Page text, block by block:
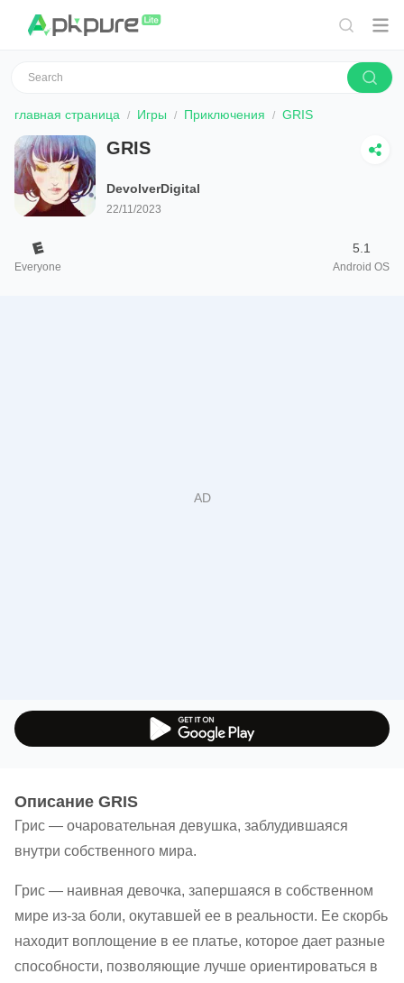
главная страница Игры Приключения GRIS
GRIS
DevolverDigital
22/11/2023
Everyone
5.1
Android OS
Oписание GRIS
Грис — очаровательная девушка, заблудившаяся
внутри собственного мира.
Грис — наивная девочка, запершаяся в собственном
мире из-за боли, окутавшей ее в реальности. Ее скорбь
находит воплощение в ее платье, которое дает разные
способности, позволяющие лучше ориентироваться в